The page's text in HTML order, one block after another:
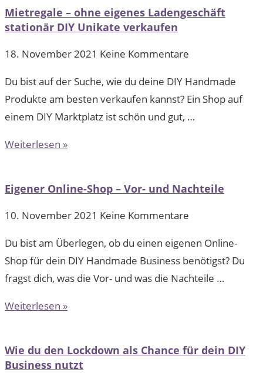
Mietregale – ohne eigenes Ladengeschäft
stationär DIY Unikate verkaufen
18. November 2021 Keine Kommentare
Du bist auf der Suche, wie du deine DIY Handmade
Produkte am besten verkaufen kannst? Ein Shop auf
einem DIY Marktplatz ist schön und gut, …
Weiterlesen »
Eigener Online-Shop – Vor- und Nachteile
10. November 2021 Keine Kommentare
Du bist am Überlegen, ob du einen eigenen Online-
Shop für dein DIY Handmade Business benötigst? Du
fragst dich, was die Vor- und was die Nachteile …
Weiterlesen »
Wie du den Lockdown als Chance für dein DIY
Business nutzt